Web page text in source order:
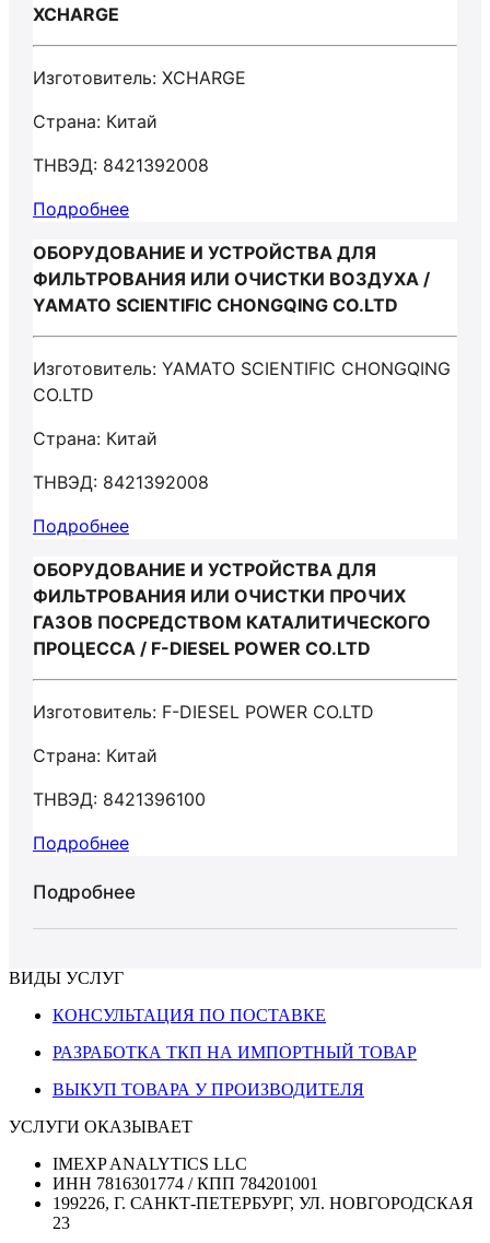
XCHARGE
Изготовитель: XCHARGE
Страна: Китай
ТНВЭД: 8421392008
Подробнее
ОБОРУДОВАНИЕ И УСТРОЙСТВА ДЛЯ
ФИЛЬТРОВАНИЯ ИЛИ ОЧИСТКИ ВОЗДУХА /
YAMATO SCIENTIFIC CHONGQING CO.LTD
Изготовитель: YAMATO SCIENTIFIC CHONGQING
CO.LTD
Страна: Китай
ТНВЭД: 8421392008
Подробнее
ОБОРУДОВАНИЕ И УСТРОЙСТВА ДЛЯ
ФИЛЬТРОВАНИЯ ИЛИ ОЧИСТКИ ПРОЧИХ
ГАЗОВ ПОСРЕДСТВОМ КАТАЛИТИЧЕСКОГО
ПРОЦЕССА / F-DIESEL POWER CO.LTD
Изготовитель: F-DIESEL POWER CO.LTD
Страна: Китай
ТНВЭД: 8421396100
Подробнее
Подробнее
ВИДЫ УСЛУГ
КОНСУЛЬТАЦИЯ ПО ПОСТАВКЕ
РАЗРАБОТКА ТКП НА ИМПОРТНЫЙ ТОВАР
ВЫКУП ТОВАРА У ПРОИЗВОДИТЕЛЯ
УСЛУГИ ОКАЗЫВАЕТ
IMEXP ANALYTICS LLC
ИНН 7816301774 / КПП 784201001
199226, Г. САНКТ-ПЕТЕРБУРГ, УЛ. НОВГОРОДСКАЯ
23